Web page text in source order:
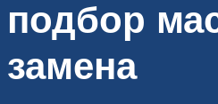
подбор
замена